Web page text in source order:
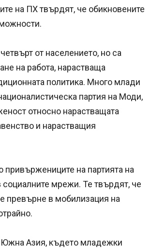
на ПХ твърдят, че обикновените
от населението, но са
на работа, нарастваща
политика. Много млади
партия на Моди,
относно нарастващата
и нарастващия
на партията на
мрежи. Те твърдят, че
превърне в мобилизация на
Южна Азия, където младежки